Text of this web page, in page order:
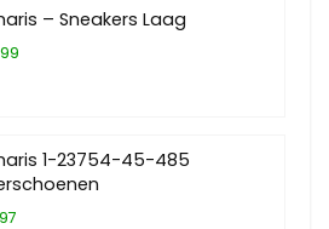
– Sneakers Laag
1-23754-45-485